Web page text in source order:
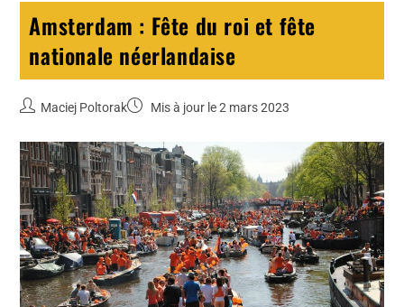
Amsterdam : Fête du roi et fête
nationale néerlandaise
Maciej Poltorak Mis à jour le 2 mars 2023